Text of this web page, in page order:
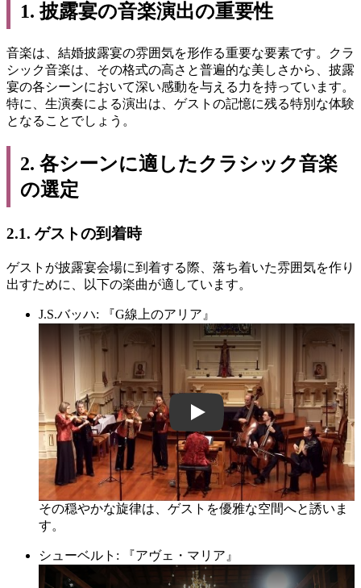
1. 披露宴の音楽演出の重要性
音楽は、結婚披露宴の雰囲気を形作る重要な要素です。クラ
シック音楽は、その格式の高さと普遍的な美しさから、披露
宴の各シーンにおいて深い感動を与える力を持っています。
特に、生演奏による演出は、ゲストの記憶に残る特別な体験
となることでしょう。
2. 各シーンに適したクラシック音楽
の選定
2.1. ゲストの到着時
ゲストが披露宴会場に到着する際、落ち着いた雰囲気を作り
出すために、以下の楽曲が適しています。
J.S.バッハ: 『G線上のアリア』
pzlw6fUux4o
その穏やかな旋律は、ゲストを優雅な空間へと誘いま
す。
シューベルト: 『アヴェ・マリア』